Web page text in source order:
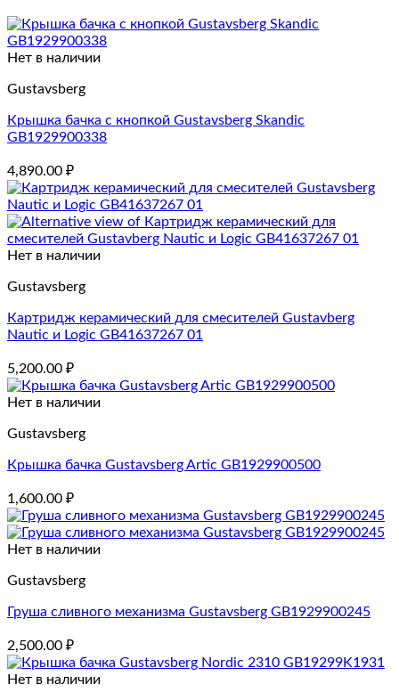
Нет в наличии
Gustavsberg
Крышка бачка с кнопкой Gustavsberg Skandic
GB1929900338
4,890.00 ₽
Нет в наличии
Gustavsberg
Картридж керамический для смесителей Gustavberg
Nautic и Logic GB41637267 01
5,200.00 ₽
Нет в наличии
Gustavsberg
Крышка бачка Gustavsberg Artic GB1929900500
1,600.00 ₽
Нет в наличии
Gustavsberg
Груша сливного механизма Gustavsberg GB1929900245
2,500.00 ₽
Нет в наличии